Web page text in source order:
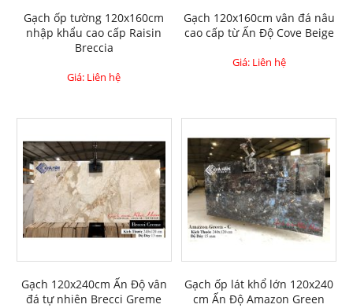
Gạch ốp tường 120x160cm
nhập khẩu cao cấp Raisin
Breccia
Giá: Liên hệ
Gạch 120x160cm vân đá nâu
cao cấp từ Ấn Độ Cove Beige
Giá: Liên hệ
Gạch 120x240cm Ấn Độ vân
đá tự nhiên Brecci Greme
Gạch ốp lát khổ lớn 120x240
cm Ấn Độ Amazon Green